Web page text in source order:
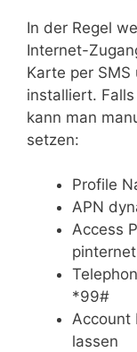
In der Regel
Internet-
Karte per
installiert.
kann man
setzen:
Profile
APN
Access
*99#
Account
lassen